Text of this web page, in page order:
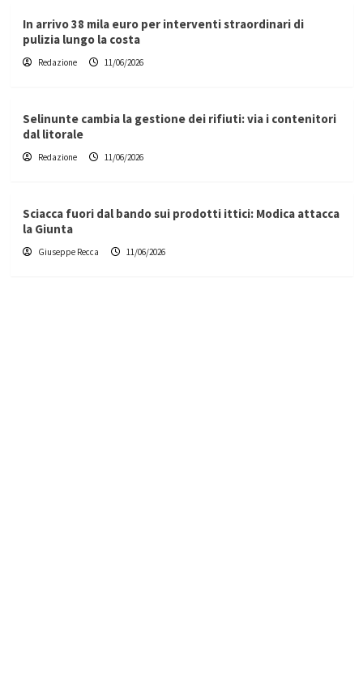
In arrivo 38 mila euro per interventi straordinari di
pulizia lungo la costa
Redazione 11/06/2026
Selinunte cambia la gestione dei rifiuti: via i contenitori
dal litorale
Redazione 11/06/2026
Sciacca fuori dal bando sui prodotti ittici: Modica attacca
la Giunta
Giuseppe Recca 11/06/2026